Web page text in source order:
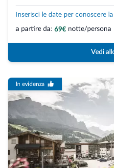
Inserisci le date per conoscere
a partire da: 69€ notte/persona
Vedi
In evidenza